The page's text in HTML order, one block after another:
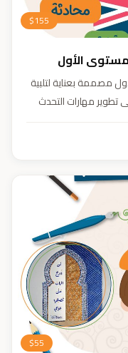
$155
الأول
مصممة بعناية لتلبية
تطوير مهارات التحدث
$55